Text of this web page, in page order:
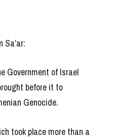
Sa’ar:
Government of Israel
before it to
Genocide.
took place more than a